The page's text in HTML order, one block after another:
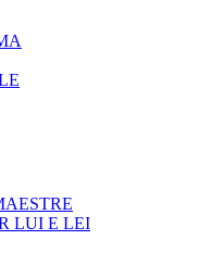
LUI E LEI